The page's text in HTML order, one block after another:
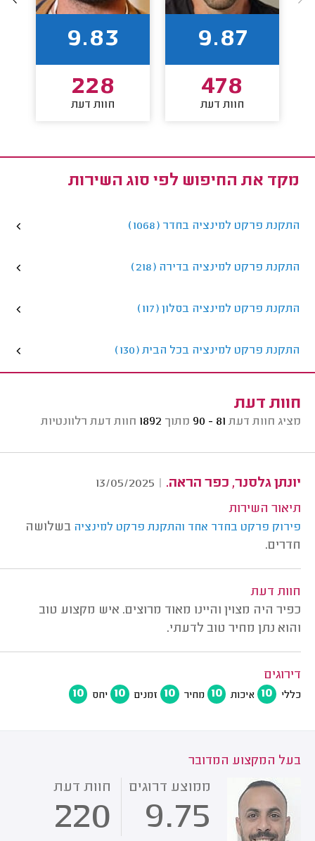
9.87
478
חוות דעת
9.83
228
חוות דעת
מקד את החיפוש לפי סוג השירות
התקנת פרקט למינציה בחדר (1068)
התקנת פרקט למינציה בדירה (218)
התקנת פרקט למינציה בסלון (117)
התקנת פרקט למינציה בכל הבית (130)
חוות דעת
מציג חוות דעת 81 - 90 מתוך 1892 חוות דעת רלוונטיות
יונתן גלסנר, כפר הראה. |
13/05/2025
תיאור השירות
פירוק פרקט בחדר אחד והתקנת פרקט למינציה בשלושה
חדרים.
חוות דעת
כפיר היה מצוין והיינו מאוד מרוצים. איש מקצוע טוב
והוא נתן מחיר טוב לדעתי.
דירוגים
כללי 10 איכות 10 מחיר 10 זמנים 10 יחס 10
בעל המקצוע המדובר
ממוצע דרוגים
9.75
חוות דעת
220